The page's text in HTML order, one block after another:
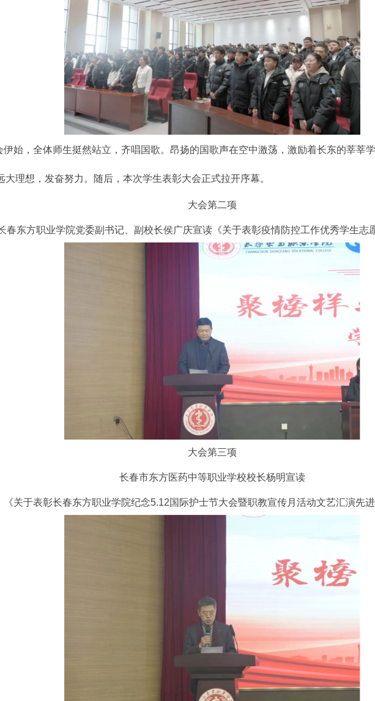
伊始，全体师生挺然站立，齐唱国歌。昂扬的国歌声在空中激荡，激励着长东的莘莘
大理想，发奋努力。随后，本次学生表彰大会正式拉开序幕。
大会第二项
春东方职业学院党委副书记、副校长侯广庆宣读《关于表彰疫情防控工作优秀学生志
大会第三项
长春市东方医药中等职业学校校长杨明宣读
关于表彰长春东方职业学院纪念5.12国际护士节大会暨职教宣传月活动文艺汇演先进